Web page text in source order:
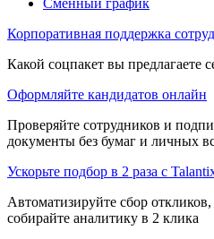
Корпоративная поддержка
Какой соцпакет вы предлагаете
Оформляйте кандидатов онлайн
Проверяйте сотрудников и
документы без бумаг и личных
Ускорьте подбор в 2 раза с
Автоматизируйте сбор
собирайте аналитику в 2 клика